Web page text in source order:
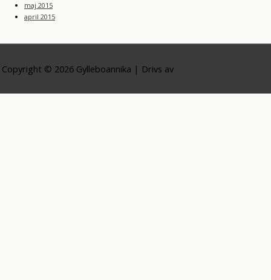
maj 2015
april 2015
Copyright © 2026 Gylleboannika | Drivs av